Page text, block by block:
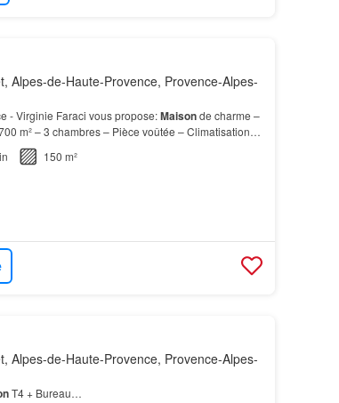
Alpes-de-Haute-Provence, Provence-Alpes-
- Virginie Faraci vous propose:Maisonde charme –
m² – 3 chambres – Pièce voûtée – Climatisation À
dans un envi…
150 m²
Alpes-de-Haute-Provence, Provence-Alpes-
T4 + Bureau…